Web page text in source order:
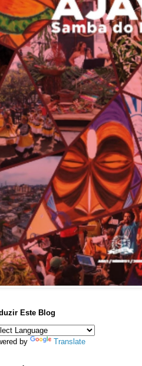
Este Blog
by Translate